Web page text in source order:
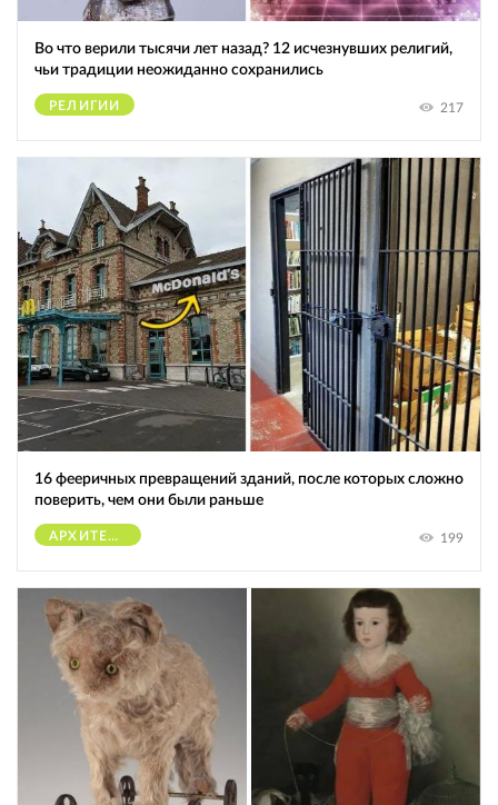
Во что верили тысячи лет назад? 12 исчезнувших религий,
чьи традиции неожиданно сохранились
РЕЛИГИИ 217
16 фееричных превращений зданий, после которых сложно
поверить, чем они были раньше
АРХИТЕКТУРА 199